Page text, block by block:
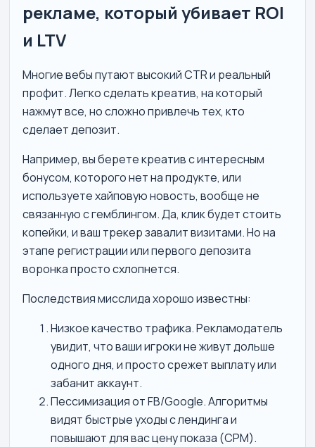
рекламе, который убивает ROI
и LTV
Многие вебы путают высокий CTR и реальный
профит. Легко сделать креатив, на который
нажмут все, но сложно привлечь тех, кто
сделает депозит.
Например, вы берете креатив с интересным
бонусом, которого нет на продукте, или
используете хайповую новость, вообще не
связанную с гемблингом. Да, клик будет стоить
копейки, и ваш трекер завалит визитами. Но на
этапе регистрации или первого депозита
воронка просто схлопнется.
Последствия мисслида хорошо известны:
Низкое качество трафика. Рекламодатель
увидит, что ваши игроки не живут дольше
одного дня, и просто срежет выплату или
забанит аккаунт.
Пессимизация от FB/Google. Алгоритмы
видят быстрые уходы с лендинга и
повышают для вас цену показа (CPM).